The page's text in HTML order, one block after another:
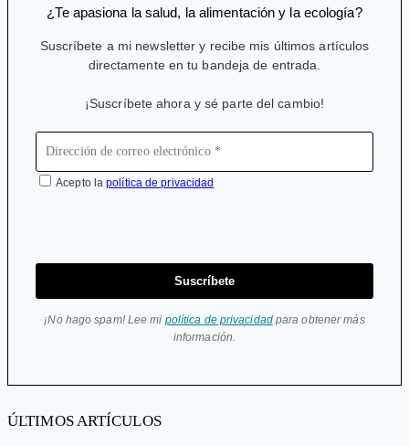
¿Te apasiona la salud, la alimentación y la ecología?
Suscríbete a mi newsletter y recibe mis últimos artículos
directamente en tu bandeja de entrada.
¡Suscríbete ahora y sé parte del cambio!
Acepto lapolítica de privacidad
Suscríbete
¡No hago spam! Lee mi política de privacidadpara obtener más
información.
ÚLTIMOS ARTÍCULOS